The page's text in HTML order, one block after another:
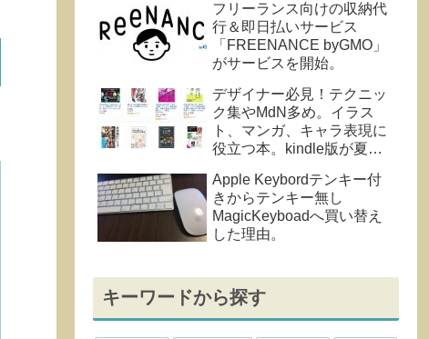
フリーランス向けの収納代
行＆即日払いサービス
「FREENANCE byGMO」
がサービスを開始。
デザイナー必見！テクニッ
ク集やMdN多め。イラス
ト、マンガ、キャラ表現に
役立つ本。kindle版が夏の
Apple Keybordテンキー付
きからテンキー無し
MagicKeyboadへ買い替え
した理由。
キーワードから探す